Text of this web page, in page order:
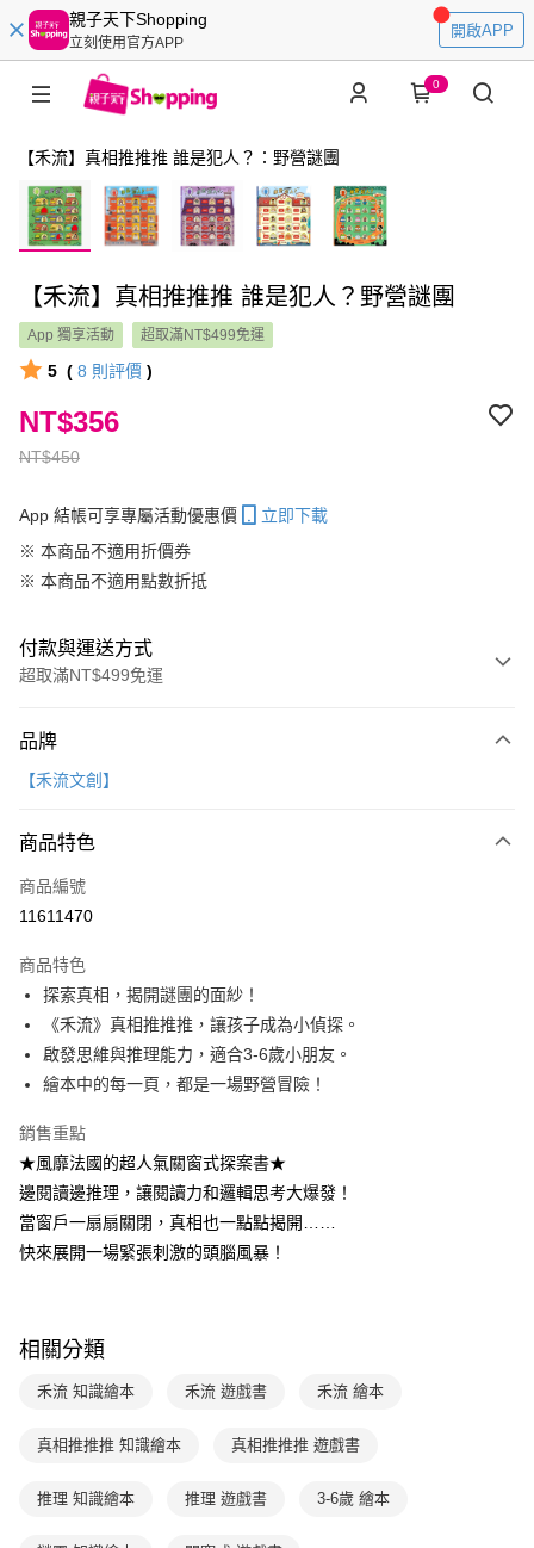
親子天下Shopping
立刻使用官方APP
開啟APP
0
【禾流】真相推推推 誰是犯人？：野營謎團
【禾流】真相推推推 誰是犯人？野營謎團
App 獨享活動 超取滿NT$499免運
5 ( 8 則評價 )
NT$450
NT$356
App 結帳可享專屬活動優惠價
立即下載
※ 本商品不適用折價券
※ 本商品不適用點數折抵
付款與運送方式
超取滿NT$499免運
信用卡一次付款
Apple Pay
大哥付你分期
相關說明
1.本服務由台灣大哥大提供，台灣大哥大用戶可立即使用無須另外申請。
2.付款方式選擇「大哥付你分期」，訂單成立後會自動跳轉到大哥付的交易
流程，驗證手機門號後，選擇欲分期的期數、繳款截止日，確認付款後即完
成交易。
3.實際核准額度、可分期數及費用金額請依後續交易確認頁面所載為準。
4.訂單成立30分鐘內，如未前往確認交易或遇審核未通過，訂單將自動取
消。如遇「轉專審核」未通過狀況，表示未達大哥付你分期系統評分，恕無
【繳款方式說明】
1.分期款項不併入電信帳單，「大哥付你分期」於每月結算日後寄送繳費提
2.透過簡訊連結打開帳單後，可選擇「超商條碼／台灣大直營門市／銀行轉
帳／街口支付／iPASS MONEY」等通路繳費。
【注意事項】
2.基於同意付款使用「大哥付你分期」之契約關係目的，商店將以您的個人
由本公司與您本人進行分期帳單所需資料之確認、核對及更正。
AFTEE先享後付
相關說明
【關於「AFTEE先享後付」】
便利好安心！
１．簡單：不需註冊會員、不需綁卡、不需儲值。
３．安心：先確認商品／服務後，再付款。
【「AFTEE先享後付」結帳流程】
１．於結帳方式選擇「AFTEE先享後付」後，將跳轉至「AFTEE先享後付」
結帳頁面，進行簡訊認證並確認金額後，即可完成結帳。
２．訂單成立數日內，您將收到繳費通知簡訊。
３．收到繳費通知簡訊後14天內，點擊此簡訊中的連結，可透過四大超商／
後付繳納相關費用。
※ 交易是否成功請以「AFTEE先享後付 」之結帳頁面顯示為準，若有關於
是否繳費成功／繳費後需取消欲退款等相關疑問，請聯繫「AFTEE先享後付
客戶支援中心」 https://netprotections.freshdesk.com/support/home
【注意事項】
易，需依本服務之必要範圍內提供個人資料，並將交易相關給付款項請求債
權轉讓予恩沛科技股份有限公司。
ATM付款
運送方式
付款後全家取貨｜8/8-8/14運費優惠，結帳滿499即享免運。
每筆NT$70，滿NT$499(含以上)免運費
每筆NT$70，滿NT$800(含以上)免運費
離島宅配（澎湖、金門、馬祖、小琉球；不適用於郵局i郵箱）
每筆NT$200
品牌
【禾流文創】
商品特色
商品編號
11611470
商品特色
探索真相，揭開謎團的面紗！
《禾流》真相推推推，讓孩子成為小偵探。
啟發思維與推理能力，適合3-6歲小朋友。
繪本中的每一頁，都是一場野營冒險！
銷售重點
★風靡法國的超人氣關窗式探案書★
邊閱讀邊推理，讓閱讀力和邏輯思考大爆發！
當窗戶一扇扇關閉，真相也一點點揭開……
快來展開一場緊張刺激的頭腦風暴！
相關分類
禾流 知識繪本 禾流 遊戲書 禾流 繪本
真相推推推 知識繪本 真相推推推 遊戲書
推理 知識繪本 推理 遊戲書 3-6歲 繪本